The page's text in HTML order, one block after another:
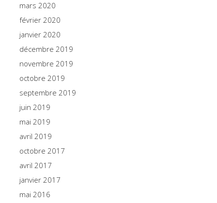
mars 2020
février 2020
janvier 2020
décembre 2019
novembre 2019
octobre 2019
septembre 2019
juin 2019
mai 2019
avril 2019
octobre 2017
avril 2017
janvier 2017
mai 2016